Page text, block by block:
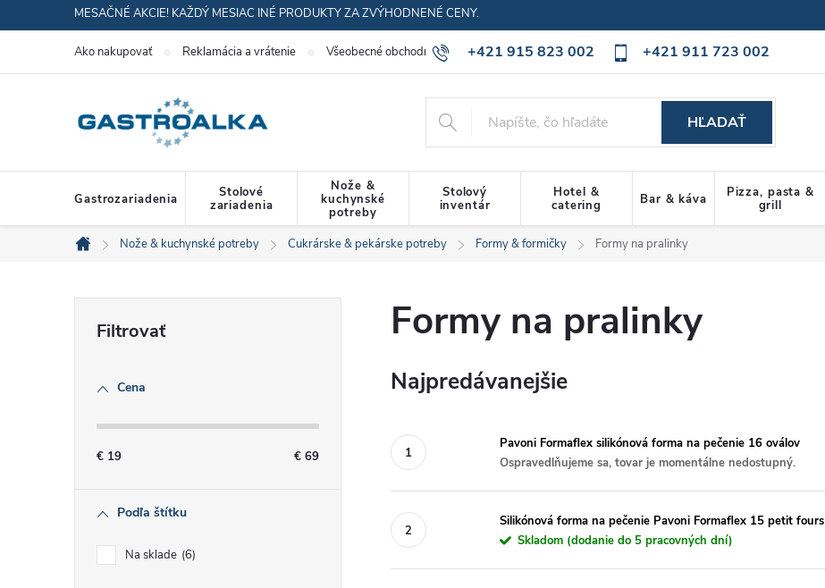
na
MESAČNÉ AKCIE! KAŽDÝ MESIAC INÉ PRODUKTY ZA ZVÝHODNENÉ CENY.
+421 915 823 002 +421 911 723 002
Ako nakupovať Reklamácia a vrátenie Všeobecné obchodné podmienky Ochrana osobných údajov Cookies policy
HĽADAŤ
Gastrozariadenia
Stolové
zariadenia
Nože &
kuchynské
potreby
Stolový
inventár
Hotel &
catering
Bar & káva
Pizza, pasta &
grill
Domov
Nože & kuchynské potreby Cukrárske & pekárske potreby Formy & formičky Formy na pralinky
Cena
€ 19 € 69
Podľa štítku
Na sklade 6
Formy na pralinky
Najpredávanejšie
Pavoni Formaflex silikónová forma na pečenie 16 oválov
Ospravedlňujeme sa, tovar je momentálne nedostupný.
Silikónová forma na pečenie Pavoni Formaflex 15 petit fours
Skladom (dodanie do 5 pracovných dní)